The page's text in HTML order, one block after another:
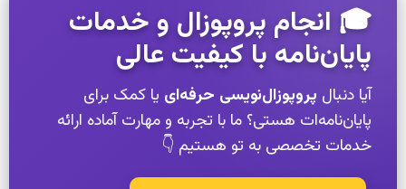
🎓 انجام پروپوزال و خدمات
پایان‌نامه با کیفیت عالی
آیا دنبال پروپوزال‌نویسی حرفه‌ای یا کمک برای
پایان‌نامه‌ات هستی؟ ما با تجربه و مهارت آماده ارائه
خدمات تخصصی به تو هستیم 👇